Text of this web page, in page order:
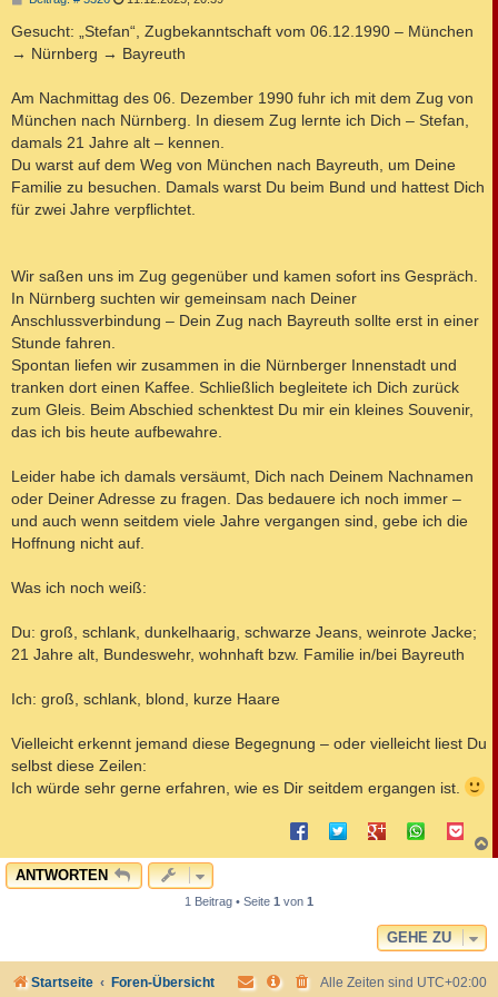
i
t
r
Gesucht: „Stefan“, Zugbekanntschaft vom 06.12.1990 – München
→ Nürnberg → Bayreuth
Am Nachmittag des 06. Dezember 1990 fuhr ich mit dem Zug von
München nach Nürnberg. In diesem Zug lernte ich Dich – Stefan,
damals 21 Jahre alt – kennen.
Du warst auf dem Weg von München nach Bayreuth, um Deine
Familie zu besuchen. Damals warst Du beim Bund und hattest Dich
für zwei Jahre verpflichtet.
Wir saßen uns im Zug gegenüber und kamen sofort ins Gespräch.
In Nürnberg suchten wir gemeinsam nach Deiner
Anschlussverbindung – Dein Zug nach Bayreuth sollte erst in einer
Stunde fahren.
Spontan liefen wir zusammen in die Nürnberger Innenstadt und
tranken dort einen Kaffee. Schließlich begleitete ich Dich zurück
zum Gleis. Beim Abschied schenktest Du mir ein kleines Souvenir,
das ich bis heute aufbewahre.
Leider habe ich damals versäumt, Dich nach Deinem Nachnamen
oder Deiner Adresse zu fragen. Das bedauere ich noch immer –
und auch wenn seitdem viele Jahre vergangen sind, gebe ich die
Hoffnung nicht auf.
Was ich noch weiß:
Du: groß, schlank, dunkelhaarig, schwarze Jeans, weinrote Jacke;
21 Jahre alt, Bundeswehr, wohnhaft bzw. Familie in/bei Bayreuth
Ich: groß, schlank, blond, kurze Haare
Vielleicht erkennt jemand diese Begegnung – oder vielleicht liest Du
selbst diese Zeilen:
Ich würde sehr gerne erfahren, wie es Dir seitdem ergangen ist.
a
ANTWORTEN
1 Beitrag • Seite 1 von 1
GEHE ZU
Startseite Foren-Übersicht Alle Zeiten sind UTC+02:00